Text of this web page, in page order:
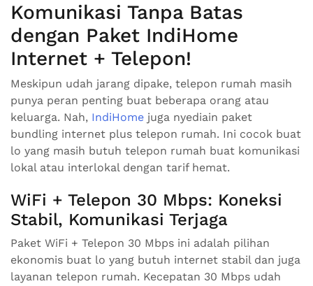
Komunikasi Tanpa Batas
dengan Paket IndiHome
Internet + Telepon!
Meskipun udah jarang dipake, telepon rumah masih
punya peran penting buat beberapa orang atau
keluarga. Nah, IndiHome juga nyediain paket
bundling internet plus telepon rumah. Ini cocok buat
lo yang masih butuh telepon rumah buat komunikasi
lokal atau interlokal dengan tarif hemat.
WiFi + Telepon 30 Mbps: Koneksi
Stabil, Komunikasi Terjaga
Paket WiFi + Telepon 30 Mbps ini adalah pilihan
ekonomis buat lo yang butuh internet stabil dan juga
layanan telepon rumah. Kecepatan 30 Mbps udah